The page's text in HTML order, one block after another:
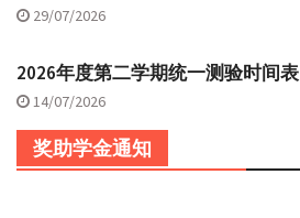
29/07/2026
2026年度第二学期统一测验时间表
14/07/2026
奖助学金通知